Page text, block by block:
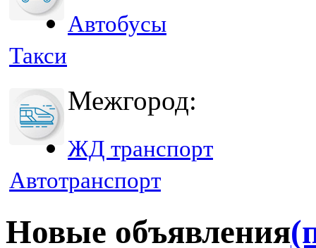
Автобусы
Такси
Межгород:
ЖД транспорт
Автотранспорт
Новые объявления